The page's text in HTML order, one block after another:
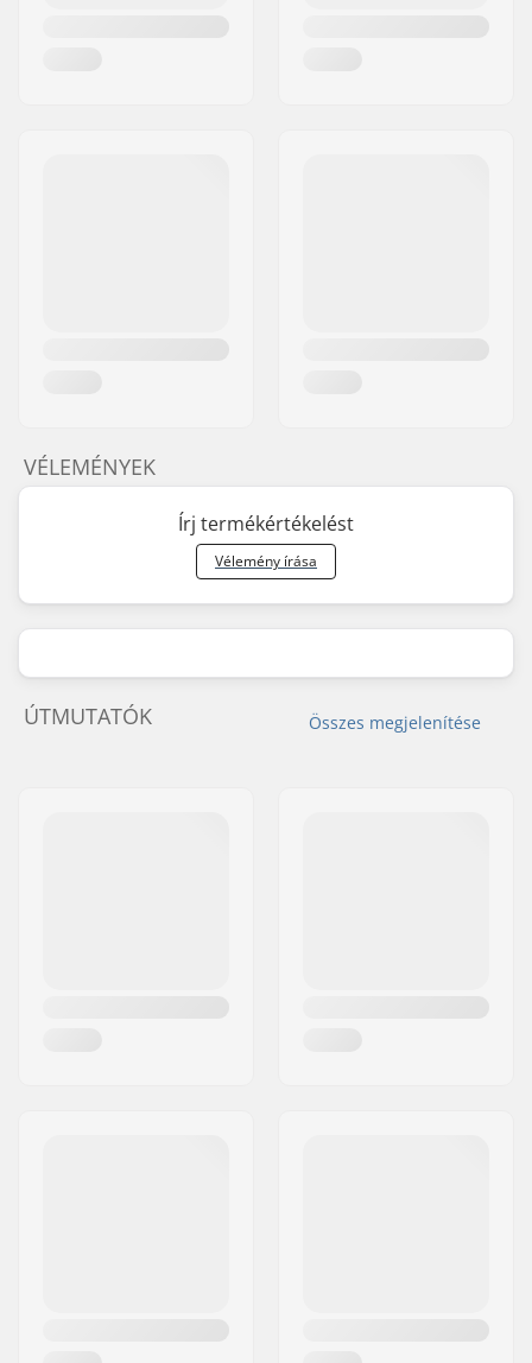
VÉLEMÉNYEK
Írj termékértékelést
Vélemény írása
Összes megjelenítése
ÚTMUTATÓK